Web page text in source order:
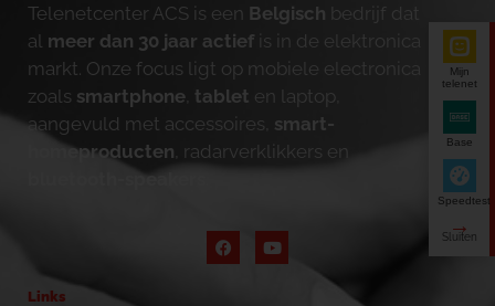
Telenetcenter ACS is een Belgisch bedrijf dat
al meer dan 30 jaar actief is in de elektronica
markt. Onze focus ligt op mobiele electronica
zoals smartphone tablet en laptop,
aangevuld met accessoires, smart-
homeproducten , radarverklikkers en
bluetooth-speakers
Links
Mijn
telenet
Base
Speedtest